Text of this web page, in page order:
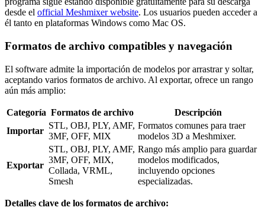
desde el official Meshmixer website. Los usuarios pueden acceder a
él tanto en plataformas Windows como Mac OS.
Formatos de archivo compatibles y navegación
El software admite la importación de modelos por arrastrar y soltar,
aceptando varios formatos de archivo. Al exportar, ofrece un rango
aún más amplio:
Categoría Formatos de archivo
Descripción
Importar
STL, OBJ, PLY, AMF,
3MF, OFF, MIX
Formatos comunes para traer
modelos 3D a Meshmixer.
Exportar
STL, OBJ, PLY, AMF,
3MF, OFF, MIX,
Collada, VRML,
Smesh
Rango más amplio para guardar
modelos modificados,
incluyendo opciones
especializadas.
Detalles clave de los formatos de archivo: